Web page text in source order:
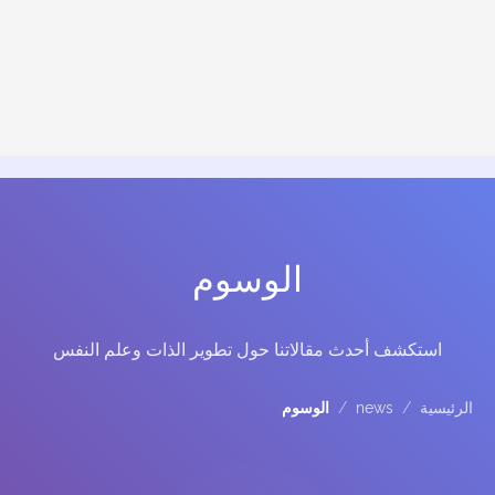
الوسوم
استكشف أحدث مقالاتنا حول تطوير الذات وعلم النفس
الرئيسية /
news
/ الوسوم